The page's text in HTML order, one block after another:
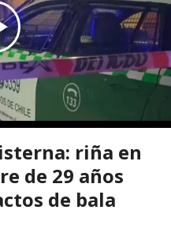
riña en
de 29 años
de bala